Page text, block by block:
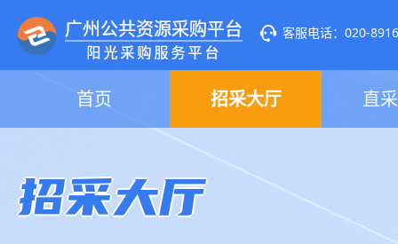
客服电话：020-
首页 招采大厅 直
招采大厅